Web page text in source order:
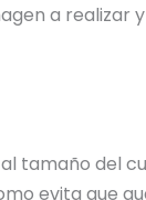
a realizar
tamaño del
evita que